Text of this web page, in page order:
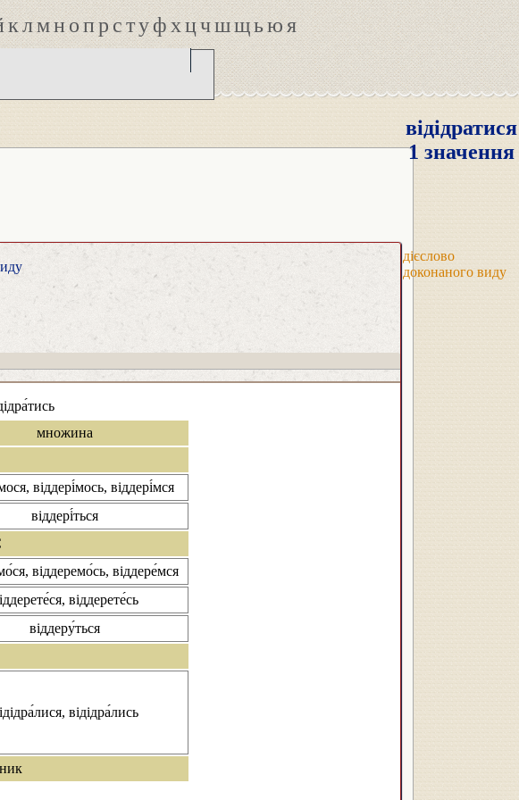
клмнопрстуфхцчшщьюя
відідратися
1 значення
дієслово
доконаного виду
множина
віддері́мось, віддері́мся
віддері́ться
віддеремо́сь, віддере́мся
віддерете́сь
віддеру́ться
відідра́лись